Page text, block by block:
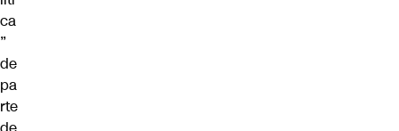
ca
”
de
pa
rte